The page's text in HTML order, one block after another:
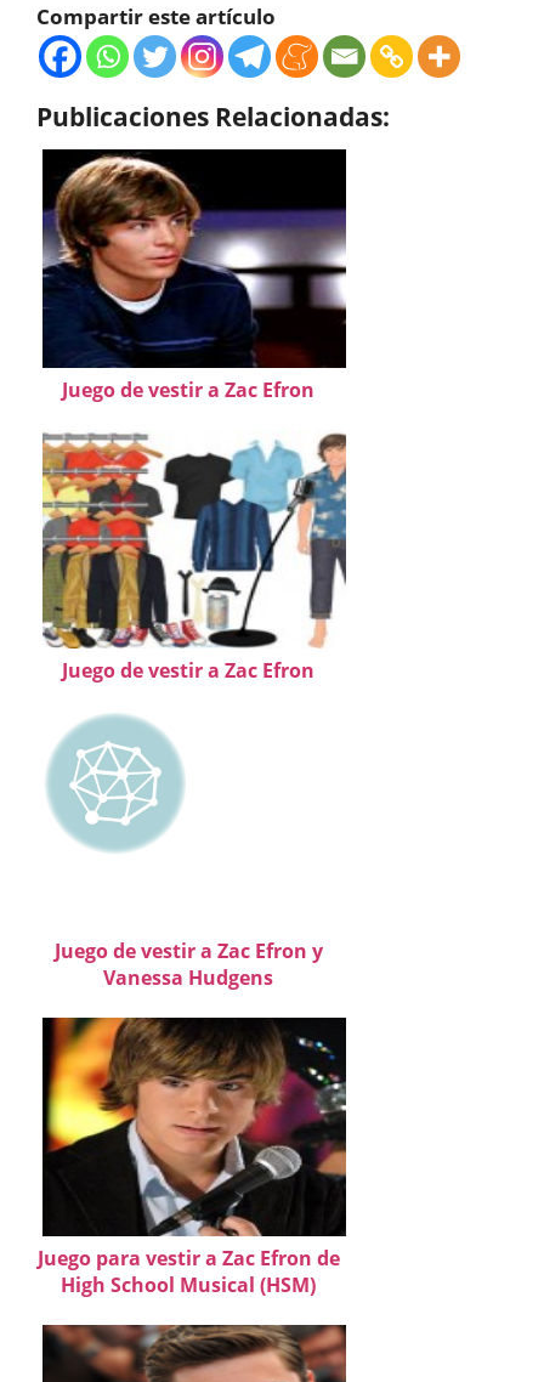
Compartir este artículo
Publicaciones Relacionadas:
Juego de vestir a Zac Efron
Juego de vestir a Zac Efron
Juego de vestir a Zac Efron y
Vanessa Hudgens
Juego para vestir a Zac Efron de
High School Musical (HSM)